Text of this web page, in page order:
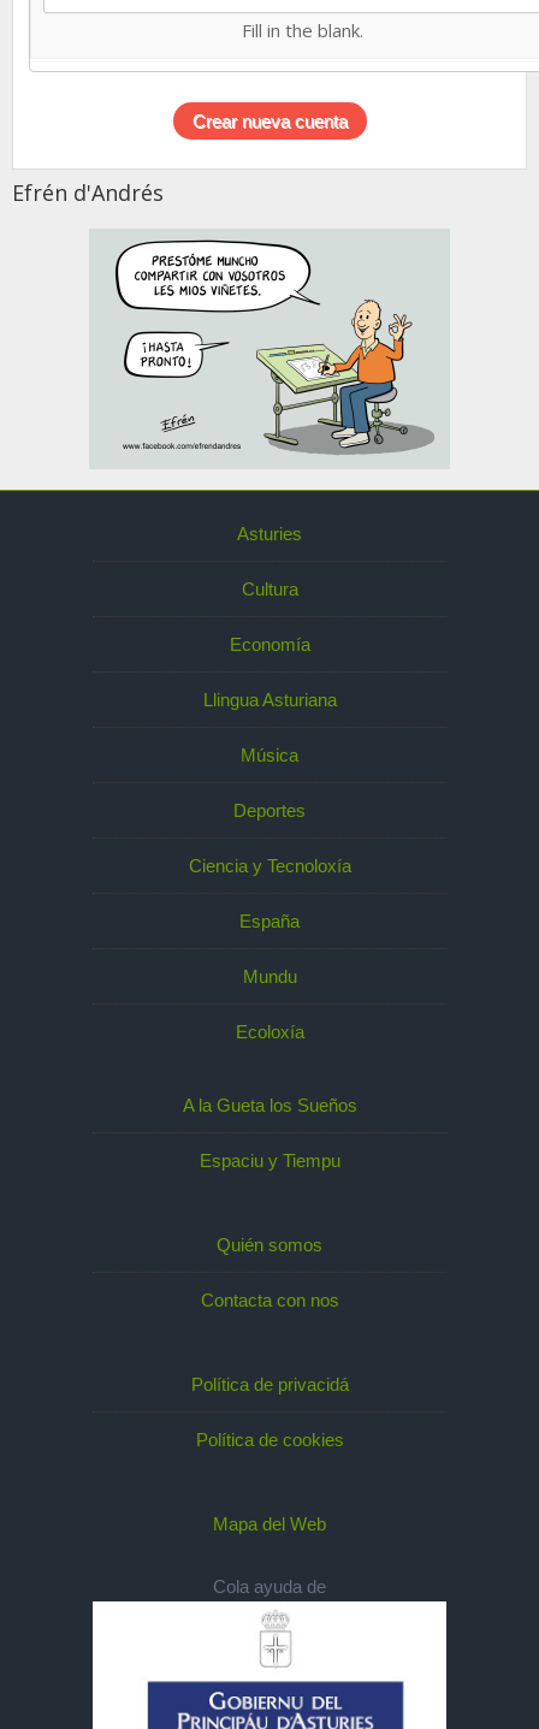
Fill in the blank.
Efrén d'Andrés
Asturies
Cultura
Economía
Llingua Asturiana
Música
Deportes
Ciencia y Tecnoloxía
España
Mundu
Ecoloxía
A la Gueta los Sueños
Espaciu y Tiempu
Quién somos
Contacta con nos
Política de privacidá
Política de cookies
Mapa del Web
Cola ayuda de